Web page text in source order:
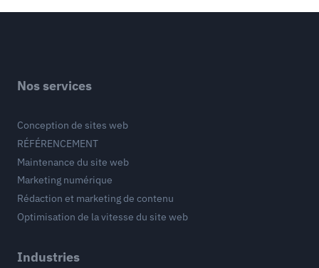
Nos services
Conception de sites web
RÉFÉRENCEMENT
Maintenance du site web
Marketing numérique
Rédaction et marketing de contenu
Optimisation de la vitesse du site web
Industries